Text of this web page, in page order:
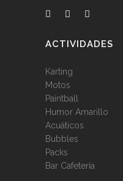
ACTIVIDADES
Karting
Motos
Paintball
Humor Amarillo
Acuáticos
Bubbles
Packs
Bar Cafetería